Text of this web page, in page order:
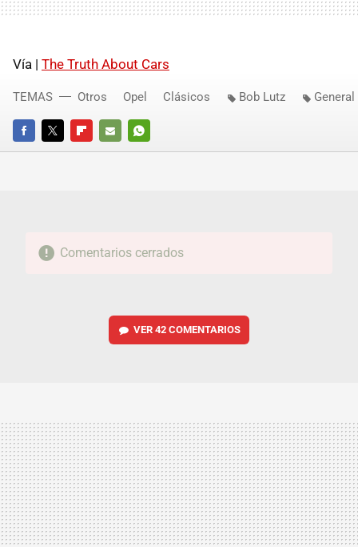
Vía | The Truth About Cars
FACEBOOKTWITTERFLIPBOARD
E-
WHATSAPP
TEMAS Otros Opel Clásicos Bob Lutz
Comentarios cerrados
VER 42 COMENTARIOS